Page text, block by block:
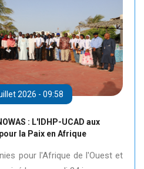
2026 - 09:58
: L'IDHP-UCAD aux
la Paix en Afrique
pour l'Afrique de l'Ouest et